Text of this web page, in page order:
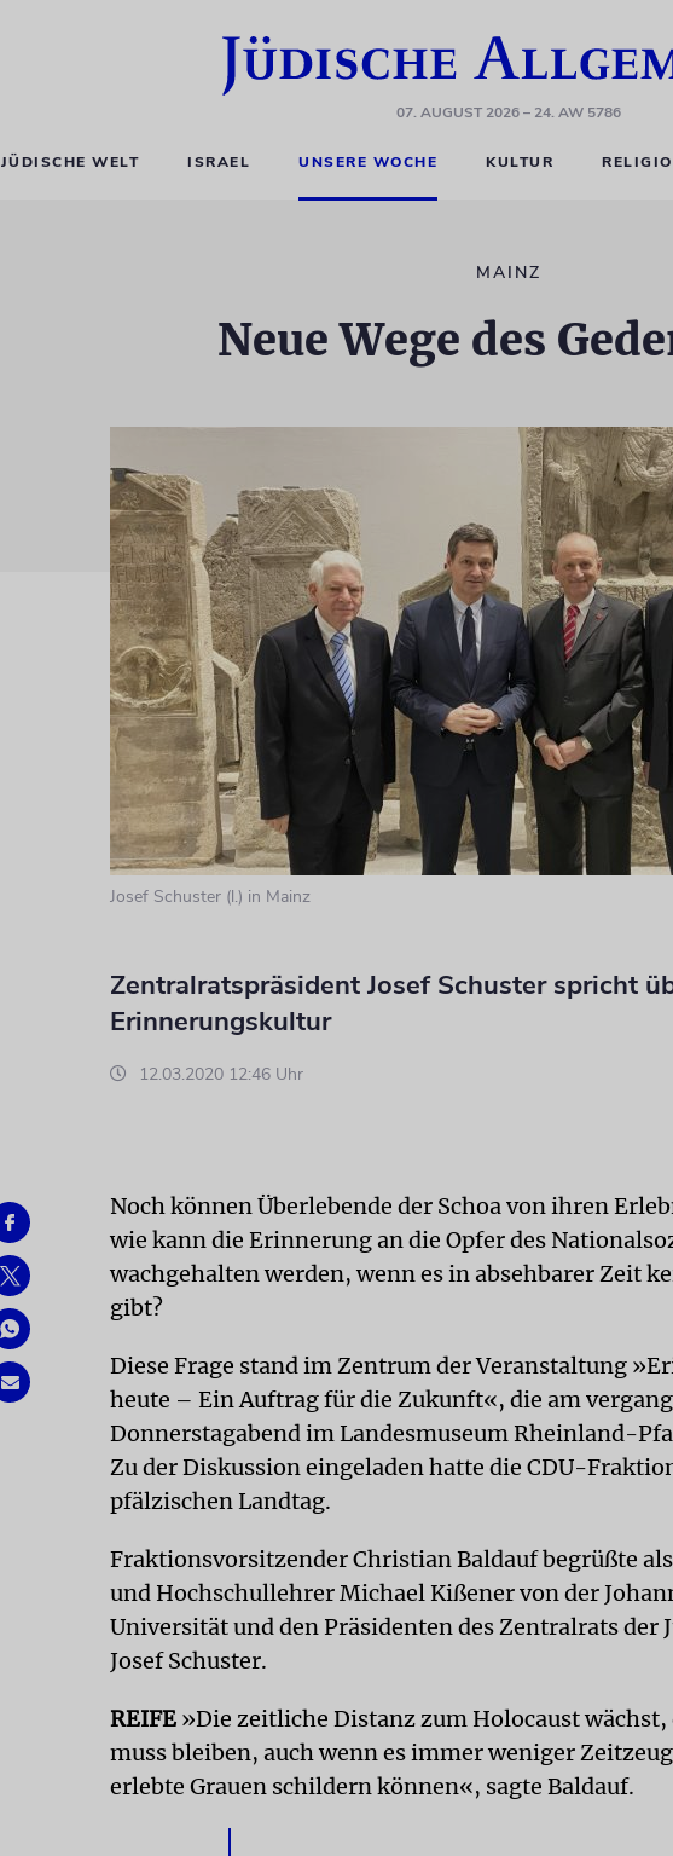
07. AUGUST 2026– 24. AW 5786
JÜDISCHE WELT ISRAEL UNSERE WOCHE KULTUR
MAINZ
Neue Wege des
Josef Schuster (l.) in Mainz
Zentralratspräsident Josef Schuster spricht
Erinnerungskultur
12.03.2020 12:46 Uhr
Noch können Überlebende der Schoa von ihren
wie kann die Erinnerung an die Opfer des
wachgehalten werden, wenn es in absehbarer Zeit
gibt?
Diese Frage stand im Zentrum der Veranstaltung
heute – Ein Auftrag für die Zukunft«, die am
Donnerstagabend im Landesmuseum Rheinland-
Zu der Diskussion eingeladen hatte die CDU-
pfälzischen Landtag.
Fraktionsvorsitzender Christian Baldauf begrüßte
und Hochschullehrer Michael Kißener von der
Universität und den Präsidenten des Zentralrats der
Josef Schuster.
REIFE »Die zeitliche Distanz zum Holocaust wächst,
muss bleiben, auch wenn es immer weniger
erlebte Grauen schildern können«, sagte Baldauf.